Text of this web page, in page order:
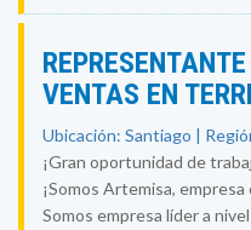
REPRESENTANTE
VENTAS EN
Ubicación: Santiago |
¡Gran oportunidad de
¡Somos Artemisa,
Somos empresa líder a